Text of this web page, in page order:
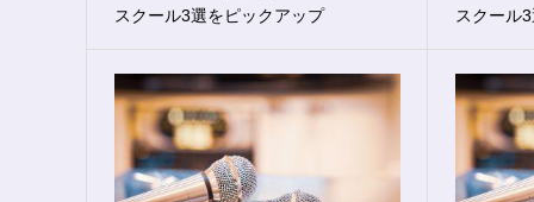
スクール3選をピックアップ
スクール